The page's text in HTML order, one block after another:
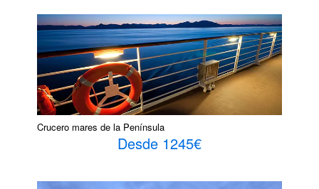
Crucero mares de la Península
Desde 1245€